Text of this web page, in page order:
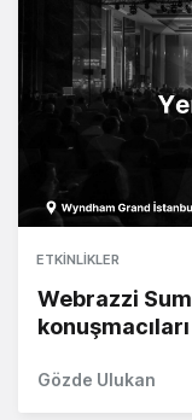
ETKINLIKLER
Webrazzi
Gözde Ulukan